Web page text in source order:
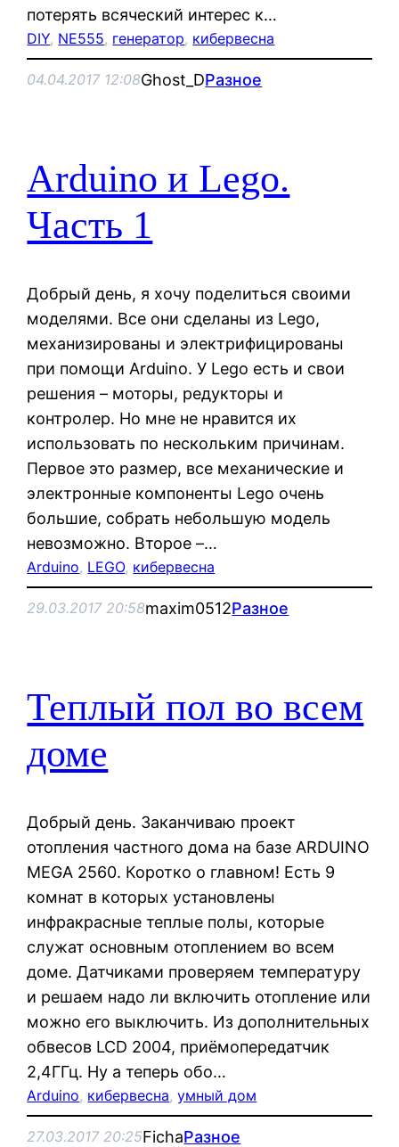
потерять всяческий интерес к…
DIY, NE555, генератор, кибервесна
04.04.2017 12:08Ghost_DРазное
Arduino и Lego.
Часть 1
Добрый день, я хочу поделиться своими
моделями. Все они сделаны из Lego,
механизированы и электрифицированы
при помощи Arduino. У Lego есть и свои
решения – моторы, редукторы и
контролер. Но мне не нравится их
использовать по нескольким причинам.
Первое это размер, все механические и
электронные компоненты Lego очень
большие, собрать небольшую модель
невозможно. Второе –…
Arduino, LEGO, кибервесна
29.03.2017 20:58maxim0512Разное
Теплый пол во всем
доме
Добрый день. Заканчиваю проект
отопления частного дома на базе ARDUINO
MEGA 2560. Коротко о главном! Есть 9
комнат в которых установлены
инфракрасные теплые полы, которые
служат основным отоплением во всем
доме. Датчиками проверяем температуру
и решаем надо ли включить отопление или
можно его выключить. Из дополнительных
обвесов LCD 2004, приёмопередатчик
2,4ГГц. Ну а теперь обо…
Arduino, кибервесна, умный дом
27.03.2017 20:25FichaРазное